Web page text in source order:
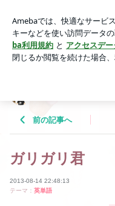
アプリをダウンロードして
ょう。
前の記事へ
ガリガリ君
2013-08-14 22:48:13
テーマ： 英単語